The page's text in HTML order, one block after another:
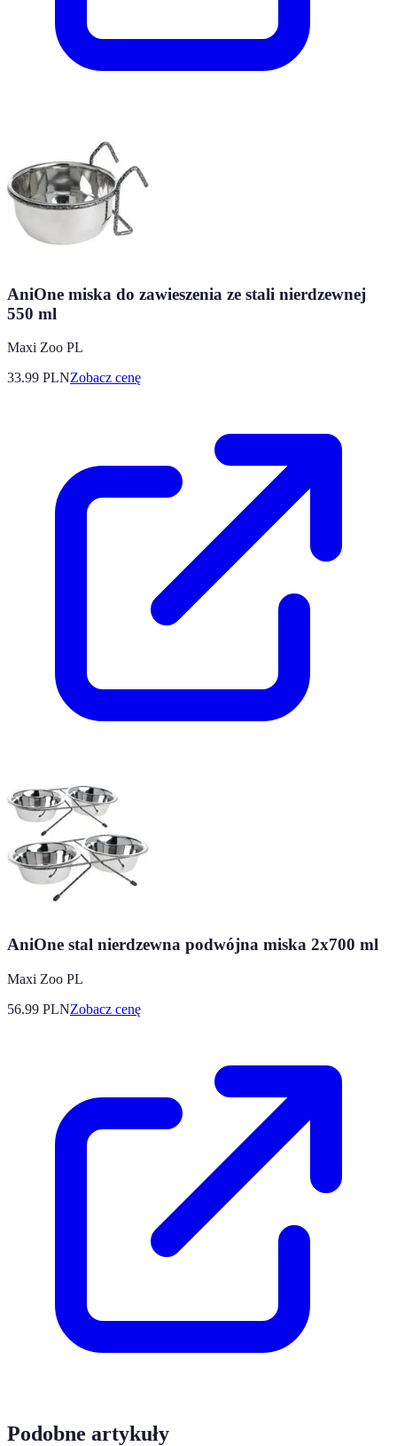
AniOne miska do zawieszenia ze stali nierdzewnej
550 ml
Maxi Zoo PL
33.99 PLNZobacz cenę
AniOne stal nierdzewna podwójna miska 2x700 ml
Maxi Zoo PL
56.99 PLNZobacz cenę
Podobne artykuły